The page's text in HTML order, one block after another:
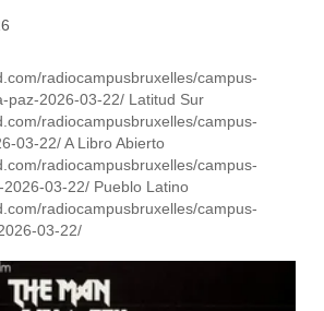
radiocampusbruxelles/campus-
paz-2026-03-22/ Latitud Sur
radiocampusbruxelles/campus-
03-22/ A Libro Abierto
radiocampusbruxelles/campus-
03-22/ Pueblo Latino
radiocampusbruxelles/campus-
03-22/